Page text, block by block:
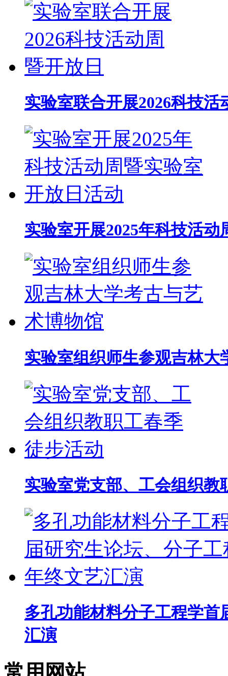
实验室联合开展2026科技活
实验室开展2025年科技活
实验室组织师生参观吉林大
实验室党支部、工会组织教
多孔功能材料分子工程学
汇演